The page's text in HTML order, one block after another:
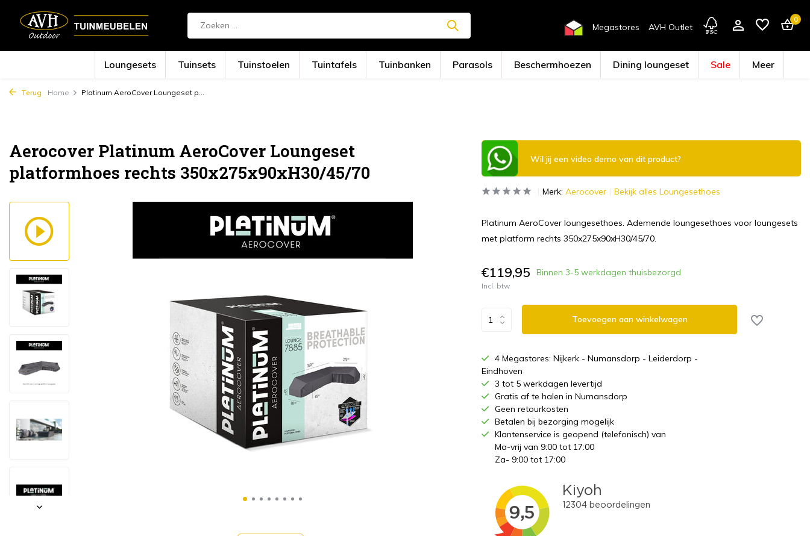
Megastores AVH Outlet
0
Loungesets Tuinsets Tuinstoelen Tuintafels Tuinbanken Parasols Beschermhoezen Dining loungeset Sale Meer
Terug Home Platinum AeroCover Loungeset p...
Aerocover Platinum AeroCover Loungeset
platformhoes rechts 350x275x90xH30/45/70
Wil jij een video demo van dit product?
Merk: Aerocover Bekijk alles Loungesethoes
Platinum AeroCover loungesethoes. Ademende loungesethoes voor loungesets
met platform rechts 350x275x90xH30/45/70.
€119,95 Binnen 3-5 werkdagen thuisbezorgd
Incl. btw
Toevoegen aan winkelwagen
4 Megastores: Nijkerk - Numansdorp - Leiderdorp -
Eindhoven
3 tot 5 werkdagen levertijd
Gratis af te halen in Numansdorp
Geen retourkosten
Betalen bij bezorging mogelijk
Klantenservice is geopend (telefonisch) van
Ma-vrij van 9:00 tot 17:00
Za- 9:00 tot 17:00